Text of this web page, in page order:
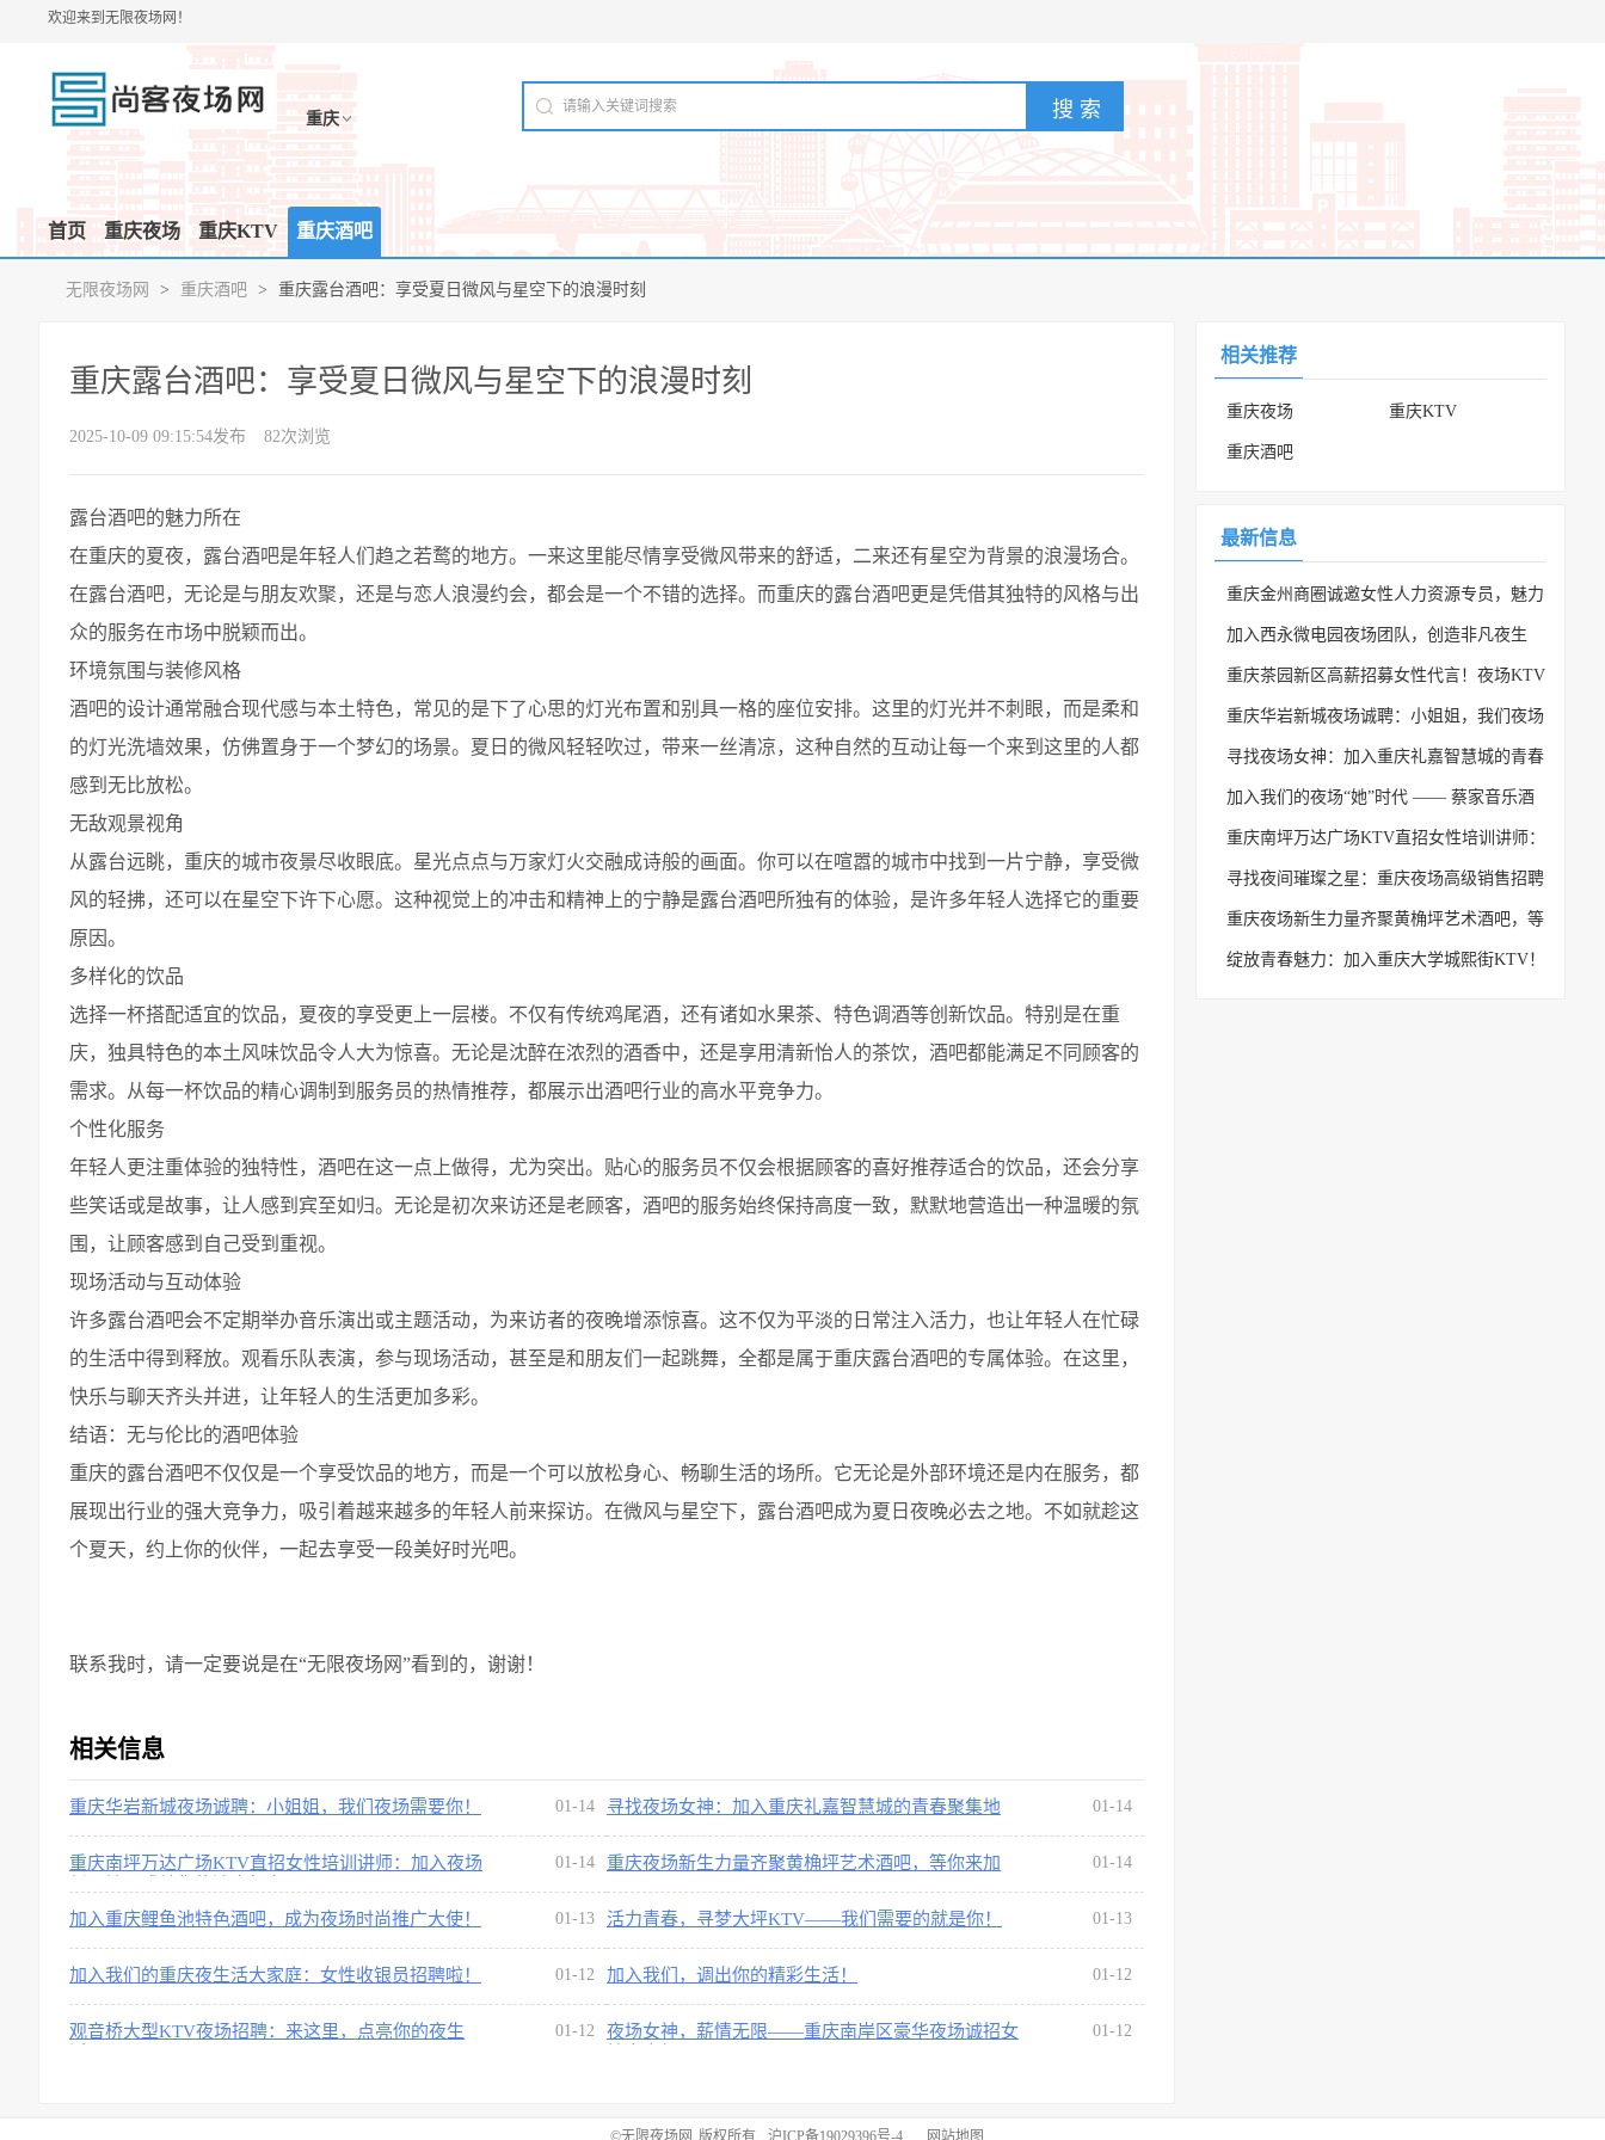
欢迎来到无限夜场网！
重庆
首页 重庆夜场 重庆KTV 重庆酒吧
无限夜场网 > 重庆酒吧 > 重庆露台酒吧：享受夏日微风与星空下的浪漫时刻
重庆露台酒吧：享受夏日微风与星空下的浪漫时刻
2025-10-09 09:15:54发布 82次浏览
露台酒吧的魅力所在
在重庆的夏夜，露台酒吧是年轻人们趋之若鹜的地方。一来这里能尽情享受微风带来的舒适，二来还有星空为背景的浪漫场合。
在露台酒吧，无论是与朋友欢聚，还是与恋人浪漫约会，都会是一个不错的选择。而重庆的露台酒吧更是凭借其独特的风格与出
众的服务在市场中脱颖而出。
环境氛围与装修风格
酒吧的设计通常融合现代感与本土特色，常见的是下了心思的灯光布置和别具一格的座位安排。这里的灯光并不刺眼，而是柔和
的灯光洗墙效果，仿佛置身于一个梦幻的场景。夏日的微风轻轻吹过，带来一丝清凉，这种自然的互动让每一个来到这里的人都
感到无比放松。
无敌观景视角
从露台远眺，重庆的城市夜景尽收眼底。星光点点与万家灯火交融成诗般的画面。你可以在喧嚣的城市中找到一片宁静，享受微
风的轻拂，还可以在星空下许下心愿。这种视觉上的冲击和精神上的宁静是露台酒吧所独有的体验，是许多年轻人选择它的重要
原因。
多样化的饮品
选择一杯搭配适宜的饮品，夏夜的享受更上一层楼。不仅有传统鸡尾酒，还有诸如水果茶、特色调酒等创新饮品。特别是在重
庆，独具特色的本土风味饮品令人大为惊喜。无论是沈醉在浓烈的酒香中，还是享用清新怡人的茶饮，酒吧都能满足不同顾客的
需求。从每一杯饮品的精心调制到服务员的热情推荐，都展示出酒吧行业的高水平竞争力。
个性化服务
年轻人更注重体验的独特性，酒吧在这一点上做得，尤为突出。贴心的服务员不仅会根据顾客的喜好推荐适合的饮品，还会分享
些笑话或是故事，让人感到宾至如归。无论是初次来访还是老顾客，酒吧的服务始终保持高度一致，默默地营造出一种温暖的氛
围，让顾客感到自己受到重视。
现场活动与互动体验
许多露台酒吧会不定期举办音乐演出或主题活动，为来访者的夜晚增添惊喜。这不仅为平淡的日常注入活力，也让年轻人在忙碌
的生活中得到释放。观看乐队表演，参与现场活动，甚至是和朋友们一起跳舞，全都是属于重庆露台酒吧的专属体验。在这里，
快乐与聊天齐头并进，让年轻人的生活更加多彩。
结语：无与伦比的酒吧体验
重庆的露台酒吧不仅仅是一个享受饮品的地方，而是一个可以放松身心、畅聊生活的场所。它无论是外部环境还是内在服务，都
展现出行业的强大竞争力，吸引着越来越多的年轻人前来探访。在微风与星空下，露台酒吧成为夏日夜晚必去之地。不如就趁这
个夏天，约上你的伙伴，一起去享受一段美好时光吧。
联系我时，请一定要说是在“无限夜场网”看到的，谢谢！
相关信息
重庆华岩新城夜场诚聘：小姐姐，我们夜场需要你！ 01-14 寻找夜场女神：加入重庆礼嘉智慧城的青春聚集地 01-14
重庆南坪万达广场KTV直招女性培训讲师：加入夜场
01-14
重庆夜场新生力量齐聚黄桷坪艺术酒吧，等你来加
01-14
加入重庆鲤鱼池特色酒吧，成为夜场时尚推广大使！ 01-13 活力青春，寻梦大坪KTV——我们需要的就是你！ 01-13
加入我们的重庆夜生活大家庭：女性收银员招聘啦！ 01-12 加入我们，调出你的精彩生活！ 01-12
观音桥大型KTV夜场招聘：来这里，点亮你的夜生
01-12
夜场女神，薪情无限——重庆南岸区豪华夜场诚招女
01-12
相关推荐
重庆夜场 重庆KTV
重庆酒吧
最新信息
重庆金州商圈诚邀女性人力资源专员，魅力
与欢乐的职场等你来
加入西永微电园夜场团队，创造非凡夜生
活！
重庆茶园新区高薪招募女性代言！夜场KTV
等你来舞台闪耀！
重庆华岩新城夜场诚聘：小姐姐，我们夜场
需要你！
寻找夜场女神：加入重庆礼嘉智慧城的青春
聚集地
加入我们的夜场“她”时代 —— 蔡家音乐酒
吧新媒体运营招聘火热进行中！
重庆南坪万达广场KTV直招女性培训讲师：
加入夜场新天地，成就你的迷人舞台！
寻找夜间璀璨之星：重庆夜场高级销售招聘
正式开启！
重庆夜场新生力量齐聚黄桷坪艺术酒吧，等
你来加入！
绽放青春魅力：加入重庆大学城熙街KTV！
©无限夜场网 版权所有 沪ICP备19029396号-4 网站地图